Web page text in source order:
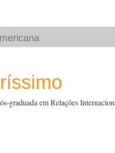
graduada em Relações